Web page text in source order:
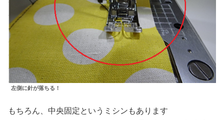
左側に針が落ちる！
もちろん、中央固定というミシンもあります